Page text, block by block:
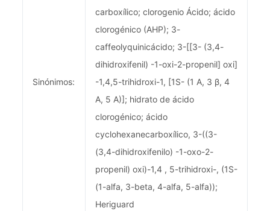
Sinónimos:
carboxílico; clorogenio Ácido; ácido
clorogénico (AHP); 3-
caffeolyquinicácido; 3-[[3- (3,4-
dihidroxifenil) -1-oxi-2-propenil] oxi]
-1,4,5-trihidroxi-1, [1S- (1 A, 3 β, 4
A, 5 A)]; hidrato de ácido
clorogénico; ácido
cyclohexanecarboxílico, 3-((3-
(3,4-dihidroxifenilo) -1-oxo-2-
propenil) oxi)-1,4 , 5-trihidroxi-, (1S-
(1-alfa, 3-beta, 4-alfa, 5-alfa));
Heriguard